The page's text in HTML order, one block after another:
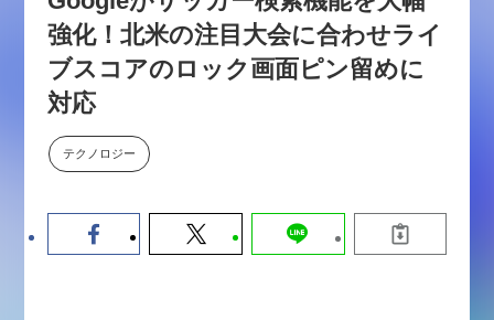
2026-06-10
セミナー
【9/30開催】AIで何でもできる時
強化！北米の注目大会に合わせライ
ブスコアのロック画面ピン留めに
対応
テクノロジー